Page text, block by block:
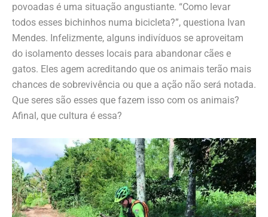
povoadas é uma situação angustiante. “Como levar
todos esses bichinhos numa bicicleta?”, questiona Ivan
Mendes. Infelizmente, alguns indivíduos se aproveitam
do isolamento desses locais para abandonar cães e
gatos. Eles agem acreditando que os animais terão mais
chances de sobrevivência ou que a ação não será notada.
Que seres são esses que fazem isso com os animais?
Afinal, que cultura é essa?